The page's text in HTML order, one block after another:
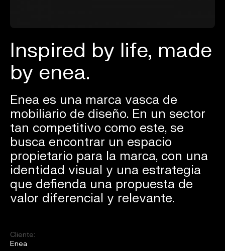
Inspired by life, made
by enea.
Enea es una marca vasca de
mobiliario de diseño. En un sector
tan competitivo como este, se
busca encontrar un espacio
propietario para la marca, con una
identidad visual y una estrategia
que defienda una propuesta de
valor diferencial y relevante.
Cliente:
Enea